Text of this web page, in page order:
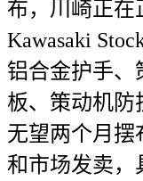
布，川崎正在
Kawasaki
铝合金护手、
板、策动机防
无望两个月摆
和市场发卖，